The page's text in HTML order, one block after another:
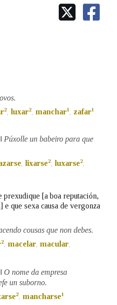
IDENTIDADE CORPORATIVA
MARCIAL DEL ADALID
FIGURAS HOMENAXEADAS
2 luxar2 manchar1 zafar1
Púxolle un babeiro para que
, lixarse2, luxarse2,
prexudique [a boa reputación,
e que sexa causa de vergonza
cousas que non debes.
2, macelar, macular,
O nome da empresa
un suborno.
2 mancharse1